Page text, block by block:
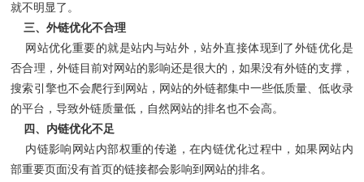
就不明显了。
三、外链优化不合理
网站优化重要的就是站内与站外，站外直接体现到了外链优化是
否合理，外链目前对网站的影响还是很大的，如果没有外链的支撑，
搜索引擎也不会爬行到网站，网站的外链都集中一些低质量、低收录
的平台，导致外链质量低，自然网站的排名也不会高。
四、内链优化不足
内链影响网站内部权重的传递，在内链优化过程中，如果网站内
部重要页面没有首页的链接都会影响到网站的排名。